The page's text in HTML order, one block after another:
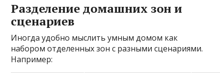
Разделение домашних зон и
сценариев
Иногда удобно мыслить умным домом как
набором отделенных зон с разными сценариями.
Например: